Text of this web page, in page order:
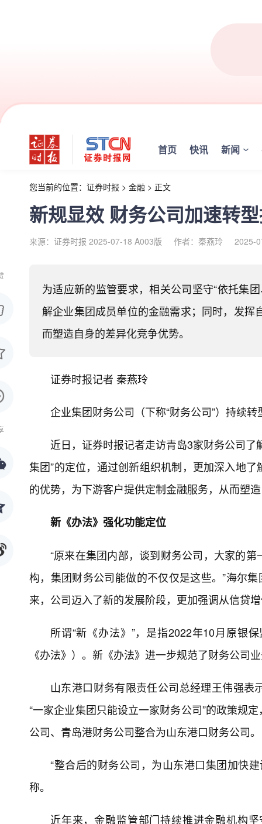
首页 快讯 新闻
您当前的位置： 证券时报 > 金融 > 正文
新规显效 财务公司加速转
来源：证券时报 2025-07-18 A003版 作者：秦燕玲 2025-
为适应新的监管要求，相关公司坚守“依托集
解企业集团成员单位的金融需求；同时，发
而塑造自身的差异化竞争优势。
证券时报记者 秦燕玲
企业集团财务公司（下称“财务公司”）持续转
近日，证券时报记者走访青岛3家财务公司
集团”的定位，通过创新组织机制，更加深入地
的优势，为下游客户提供定制金融服务，从而塑
新《办法》强化功能定位
“原来在集团内部，谈到财务公司，大家的
构，集团财务公司能做的不仅仅是这些。”海尔
来，公司迈入了新的发展阶段，更加强调从信贷
所谓“新《办法》”，是指2022年10月原银
《办法》）。新《办法》进一步规范了财务公司
山东港口财务有限责任公司总经理王伟强
“一家企业集团只能设立一家财务公司”的政策规
公司、青岛港财务公司整合为山东港口财务公司。
“整合后的财务公司，为山东港口集团加快
称。
近年来，金融监管部门持续推进金融机构